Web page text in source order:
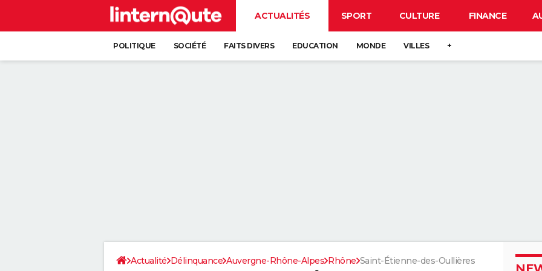
ACTUALITÉS SPORT CULTURE FINANCE
POLITIQUE SOCIÉTÉ FAITS DIVERS EDUCATION MONDE VILLES +
Actualité Délinquance Auvergne-Rhône-Alpes Rhône Saint-Étienne-des-Oullières